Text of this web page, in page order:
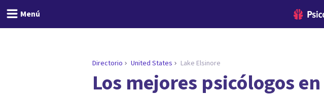
Menú
ENCONTRAR MI TERAPEUTA
¿Necesitas ayuda para encontrar el
Directorio United States Lake Elsinore
Los mejores psicólogos